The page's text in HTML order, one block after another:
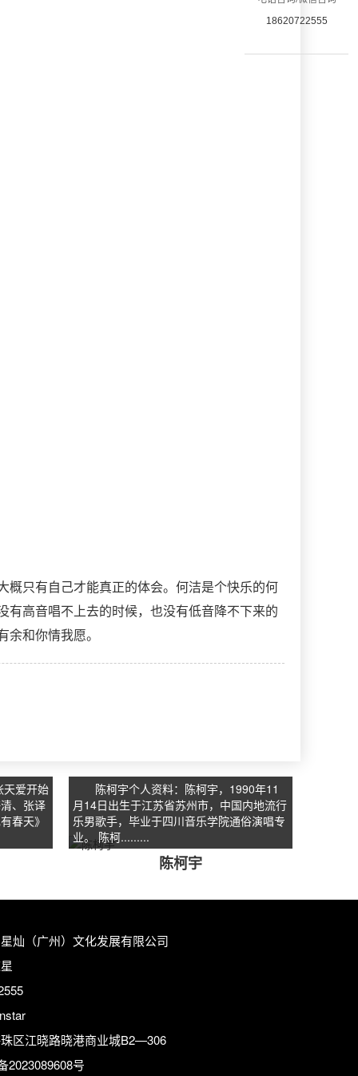
概只有自己才能真正的体会。何洁是个快乐的何
高音唱不上去的时候，也没有低音降不下来的
和你情我愿。
爱开始
、张译
春天》
陈柯宇个人资料：陈柯宇，1990年11
月14日出生于江苏省苏州市，中国内地流行
乐男歌手，毕业于四川音乐学院通俗演唱专
业。 陈柯.........
陈柯宇
灿（广州）文化发展有限公司
区江晓路晓港商业城B2—306
2023089608号
18620722555